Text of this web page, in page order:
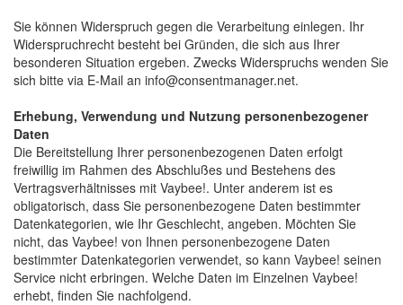
Sie können Widerspruch gegen die Verarbeitung einlegen. Ihr
Widerspruchrecht besteht bei Gründen, die sich aus Ihrer
besonderen Situation ergeben. Zwecks Widerspruchs wenden Sie
sich bitte via E-Mail an info@consentmanager.net.
Erhebung, Verwendung und Nutzung personenbezogener
Daten
Die Bereitstellung Ihrer personenbezogenen Daten erfolgt
freiwillig im Rahmen des Abschlußes und Bestehens des
Vertragsverhältnisses mit Vaybee!. Unter anderem ist es
obligatorisch, dass Sie personenbezogene Daten bestimmter
Datenkategorien, wie Ihr Geschlecht, angeben. Möchten Sie
nicht, das Vaybee! von Ihnen personenbezogene Daten
bestimmter Datenkategorien verwendet, so kann Vaybee! seinen
Service nicht erbringen. Welche Daten im Einzelnen Vaybee!
erhebt, finden Sie nachfolgend.